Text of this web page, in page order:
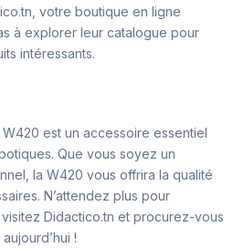
votre boutique en ligne
à explorer leur catalogue pour
intéressants.
est un accessoire essentiel
Que vous soyez un
la W420 vous offrira la qualité
N’attendez plus pour
Didactico.tn et procurez-vous
!